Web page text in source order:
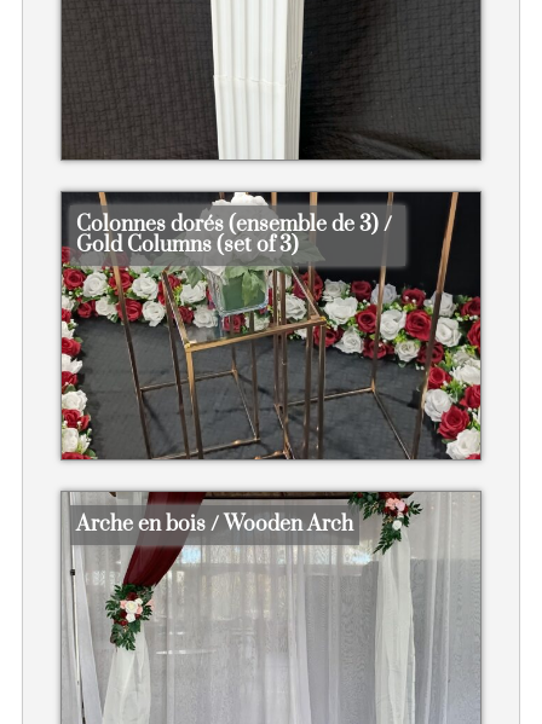
Colonnes dorés (ensemble de 3) /
Gold Columns (set of 3)
Arche en bois / Wooden Arch